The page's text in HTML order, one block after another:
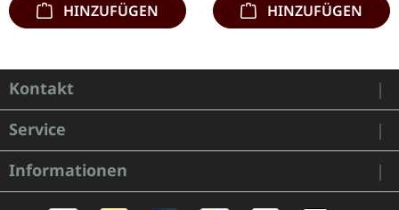
HINZUFÜGEN HINZUFÜGEN
Kontakt
Service
Informationen